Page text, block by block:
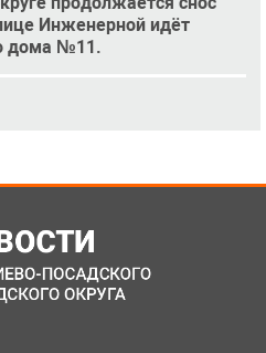
Инженерной идёт
дома №11.